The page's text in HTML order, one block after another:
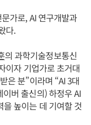
가로, AI 연구개발과
다.
의 과학기술정보통신
이자 기업가로 초거대
은 분”이라며 “AI 3대
버 출신의) 하정우 AI
높이는 데 기여할 것